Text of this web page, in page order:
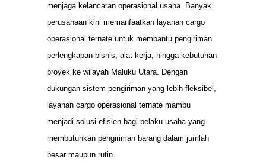
menjaga kelancaran operasional usaha. Banyak
perusahaan kini memanfaatkan layanan cargo
operasional ternate untuk membantu pengiriman
perlengkapan bisnis, alat kerja, hingga kebutuhan
proyek ke wilayah Maluku Utara. Dengan
dukungan sistem pengiriman yang lebih fleksibel,
layanan cargo operasional ternate mampu
menjadi solusi efisien bagi pelaku usaha yang
membutuhkan pengiriman barang dalam jumlah
besar maupun rutin.